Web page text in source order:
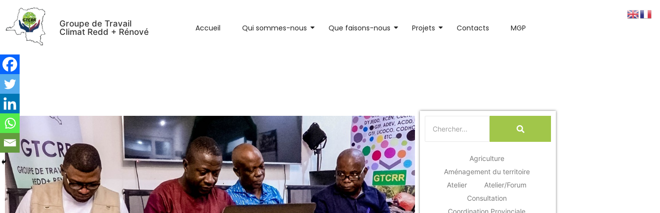
Groupe de Travail
Climat Redd + Rénové
Accueil Qui sommes-nous Que faisons-nous Projets Contacts MGP
Le GTCRR exhorte l’Assemblée nationale à finaliser l’examen du projet de loi
Agriculture
Aménagement du territoire
Atelier
Atelier/Forum
Consultation
Coordination Provinciale